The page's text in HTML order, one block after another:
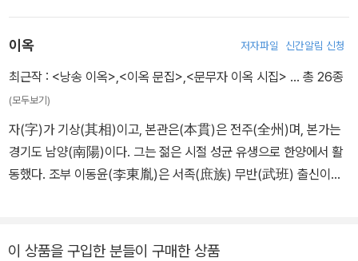
한국 대표 명작 동화 2>, 사파리의 <구수한 이야기>, 학고재의 <마
음을 보는 책 장자/철이, 가출을 결심하다>, 기탄 <흥부와 놀부> 등
RK1>, <이현미 - LEE HYUN MEE WORK2>, <테디 - LEE HY
UN MEE WORK3> 등이 있습니다. 이처럼 장르를 열고 다채로운
예술 세계를 펼쳐나가려고 노력하고 있습니다.
박지원은 어린 시절부터 체격이 건장하고 영민하며 암기력이 뛰어났
다. 열여섯 살에 처사 이보천의 딸과 결혼한 후에는 장인과 처삼촌 이
양천의 문하에서 본격적으로 학문에 정진했다. 장인에게는 《맹자》를
을 익히며 글쓰기의 기초를 탄탄히 다졌다. 이때 함께 공부한 처남 이
재성은 평생의 문우이자 든든한 조언자가 되었다. 또한 영조의 부마
이자 청나라를 다녀온 삼종형 박명원의 영향으로 일찍부터 청나라 선
이서구, 서상수, 유득공 등과 교유하며 학문의 깊이를 더했다. 특히 홍
이옥 저자파일 신간알림 신청
최근작 : <낭송 이옥>,<이옥 문집>,<문무자 이옥 시집> … 총 26종
(모두보기)
자(字)가 기상(其相)이고, 본관은(本貫)은 전주(全州)며, 본가는
경기도 남양(南陽)이다. 그는 젊은 시절 성균 유생으로 한양에서 활
동했다. 조부 이동윤(李東胤)은 서족(庶族) 무반(武班) 출신이고,
었는데 아들의 초명은 우태(友泰)다. 그의 성장을 알려 주는 연보가
이 상품을 구입한 분들이 구매한 상품